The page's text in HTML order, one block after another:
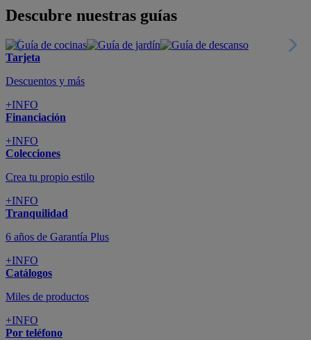
Descubre nuestras guías
Tarjeta
Descuentos y más
+INFO
Financiación
+INFO
Colecciones
Crea tu propio estilo
+INFO
Tranquilidad
6 años de Garantía Plus
+INFO
Catálogos
Miles de productos
+INFO
Por teléfono